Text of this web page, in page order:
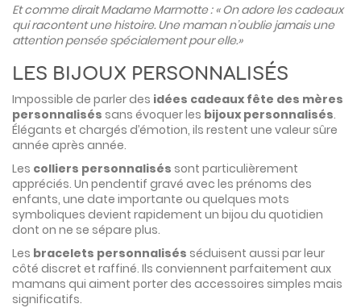
Et comme dirait Madame Marmotte : « On adore les cadeaux
qui racontent une histoire. Une maman n’oublie jamais une
attention pensée spécialement pour elle.»
LES BIJOUX PERSONNALISÉS
Impossible de parler des idées cadeaux fête des mères
personnalisés sans évoquer les bijoux personnalisés.
Élégants et chargés d’émotion, ils restent une valeur sûre
année après année.
Les colliers personnalisés sont particulièrement
appréciés. Un pendentif gravé avec les prénoms des
enfants, une date importante ou quelques mots
symboliques devient rapidement un bijou du quotidien
dont on ne se sépare plus.
Les bracelets personnalisés séduisent aussi par leur
côté discret et raffiné. Ils conviennent parfaitement aux
mamans qui aiment porter des accessoires simples mais
significatifs.